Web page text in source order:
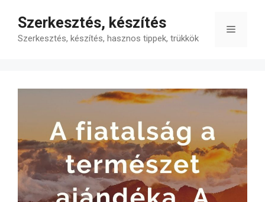
tartalomba
Szerkesztés, készítés
Szerkesztés, készítés, hasznos tippek, trükkök
Menü